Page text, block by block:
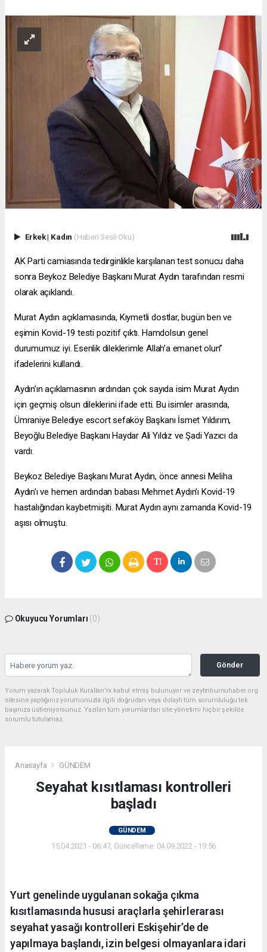
Erkek| Kadın (Haberi Sesli Oku)
AK Parti camiasında tedirginlikle karşılanan test sonucu daha
sonra Beykoz Belediye Başkanı Murat Aydın tarafından resmi
olarak açıklandı.
Murat Aydın açıklamasında, Kıymetli dostlar, bugün ben ve
eşimin Kovid-19 testi pozitif çıktı. Hamdolsun genel
durumumuz iyi. Esenlik dileklerimle Allah’a emanet olun”
ifadelerini kullandı.
Aydın’ın açıklamasının ardından çok sayıda isim Murat Aydın
için geçmiş olsun dileklerini ifade etti. Bu isimler arasında,
Ümraniye Belediye escort sefaköyBaşkanı İsmet Yıldırım,
Beyoğlu Belediye Başkanı Haydar Ali Yıldız ve Şadi Yazıcı da
vardı.
Beykoz Belediye Başkanı Murat Aydın, önce annesi Meliha
Aydın'ı ve hemen ardından babası Mehmet Aydın'ı Kovid-19
hastalığından kaybetmişiti. Murat Aydın aynı zamanda Kovid-19
aşısı olmuştu.
Okuyucu Yorumları (0)
Gönder
Yorum yazarak Topluluk Kuralları’nı kabul etmiş bulunuyor ve zeytinburnuhaber.org
sitesine yaptığınız yorumunuzla ilgili doğrudan veya dolaylı tüm sorumluluğu tek
başınıza üstleniyorsunuz. Yazılan tüm yorumlardan site yönetimi hiçbir şekilde
sorumlu tutulamaz.
Anasayfa GÜNDEM
Seyahat kısıtlaması kontrolleri
başladı
GÜNDEM
15.04.2021 - 06:47, Güncelleme: 04.09.2022 - 19:56
Yurt genelinde uygulanan sokağa çıkma
kısıtlamasında hususi araçlarla şehirlerarası
seyahat yasağı kontrolleri Eskişehir’de de
yapılmaya başlandı, izin belgesi olmayanlara idari